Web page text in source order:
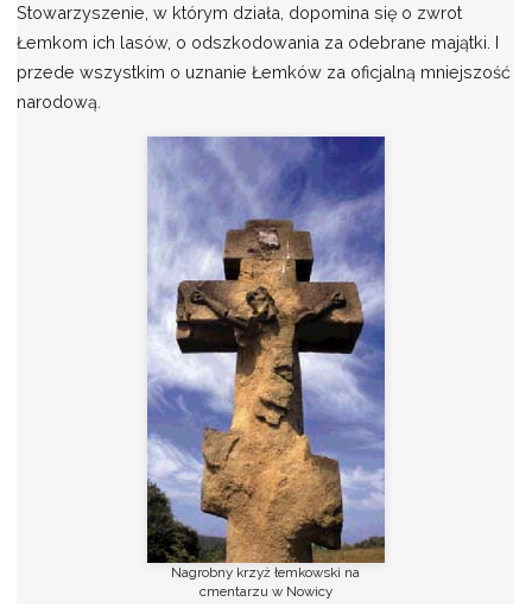
Stowarzyszenie, w którym działa, dopomina się o zwrot
Łemkom ich lasów, o odszkodowania za odebrane majątki. I
przede wszystkim o uznanie Łemków za oficjalną mniejszość
narodową.
Nagrobny krzyż łemkowski na
cmentarzu w Nowicy